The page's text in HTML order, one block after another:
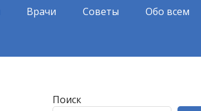
Врачи Советы Обо всем
Поиск